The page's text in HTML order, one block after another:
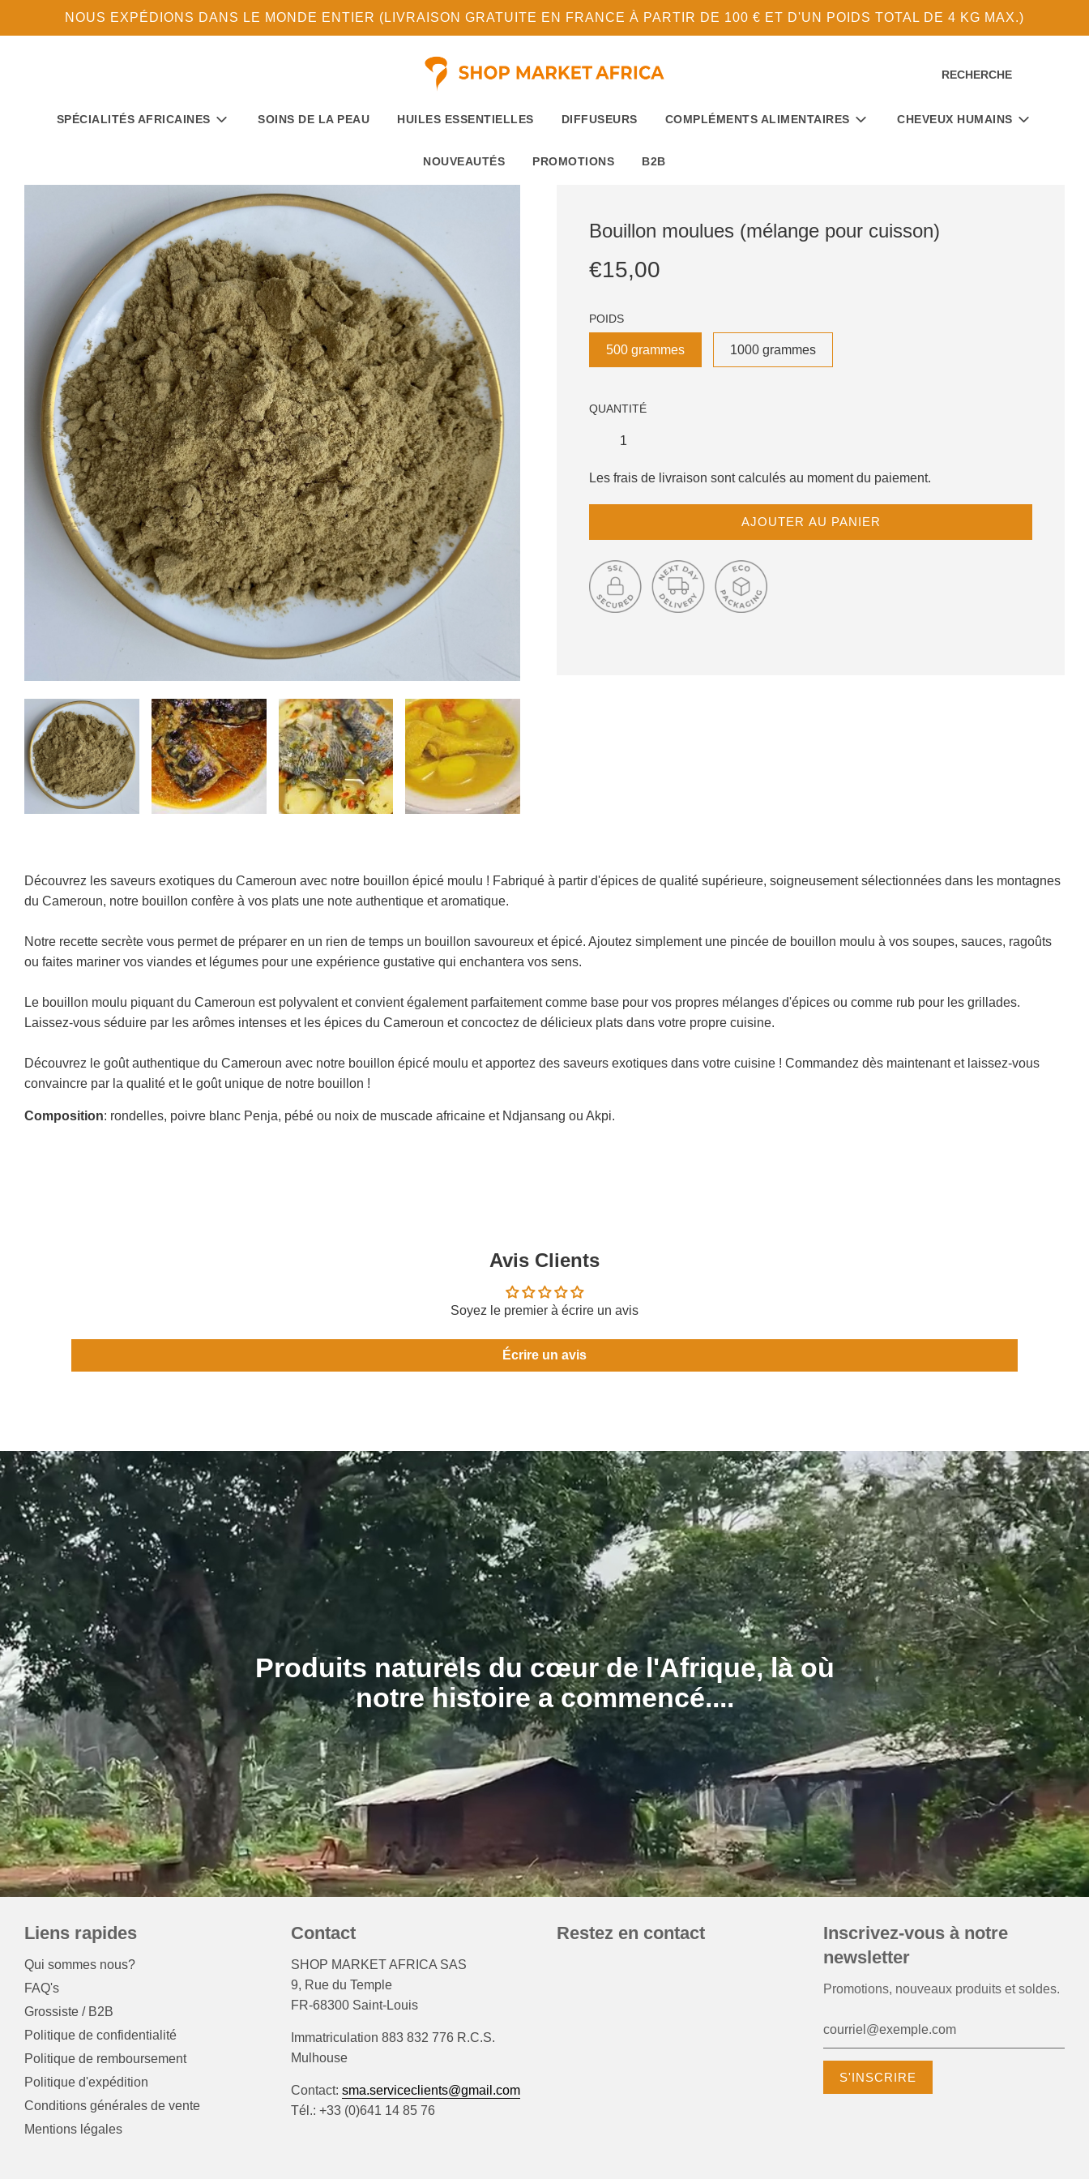
NOUS EXPÉDIONS DANS LE MONDE ENTIER (LIVRAISON GRATUITE EN FRANCE À PARTIR DE 100 € ET D'UN POIDS TOTAL DE 4 KG MAX.)
RECHERCHE
SPÉCIALITÉS AFRICAINES SOINS DE LA PEAU HUILES ESSENTIELLES DIFFUSEURS COMPLÉMENTS ALIMENTAIRES CHEVEUX HUMAINS
NOUVEAUTÉS PROMOTIONS B2B
Bouillon moulues (mélange pour cuisson)
Prix
Prix
régulier
€15,00
POIDS
500 grammes 1000 grammes
QUANTITÉ
Les frais de livraison sont calculés au moment du paiement.
C
H
R
G
E
AJOUTER AU PANIER
Découvrez les saveurs exotiques du Cameroun avec notre bouillon épicé moulu ! Fabriqué à partir d'épices de qualité supérieure, soigneusement sélectionnées dans les montagnes
du Cameroun, notre bouillon confère à vos plats une note authentique et aromatique.
Notre recette secrète vous permet de préparer en un rien de temps un bouillon savoureux et épicé. Ajoutez simplement une pincée de bouillon moulu à vos soupes, sauces, ragoûts
ou faites mariner vos viandes et légumes pour une expérience gustative qui enchantera vos sens.
Le bouillon moulu piquant du Cameroun est polyvalent et convient également parfaitement comme base pour vos propres mélanges d'épices ou comme rub pour les grillades.
Laissez-vous séduire par les arômes intenses et les épices du Cameroun et concoctez de délicieux plats dans votre propre cuisine.
Découvrez le goût authentique du Cameroun avec notre bouillon épicé moulu et apportez des saveurs exotiques dans votre cuisine ! Commandez dès maintenant et laissez-vous
convaincre par la qualité et le goût unique de notre bouillon !
Composition: rondelles, poivre blanc Penja, pébé ou noix de muscade africaine et Ndjansang ou Akpi.
Avis Clients
Soyez le premier à écrire un avis
Écrire un avis
Produits naturels du cœur de l'Afrique, là où
notre histoire a commencé....
Liens rapides
Qui sommes nous?
FAQ's
Grossiste / B2B
Politique de confidentialité
Politique de remboursement
Politique d'expédition
Conditions générales de vente
Mentions légales
Contact
SHOP MARKET AFRICA SAS
9, Rue du Temple
FR-68300 Saint-Louis
Immatriculation 883 832 776 R.C.S.
Mulhouse
Contact: sma.serviceclients@gmail.com
Tél.: +33 (0)641 14 85 76
Restez en contact
Inscrivez-vous à notre
newsletter
Promotions, nouveaux produits et soldes.